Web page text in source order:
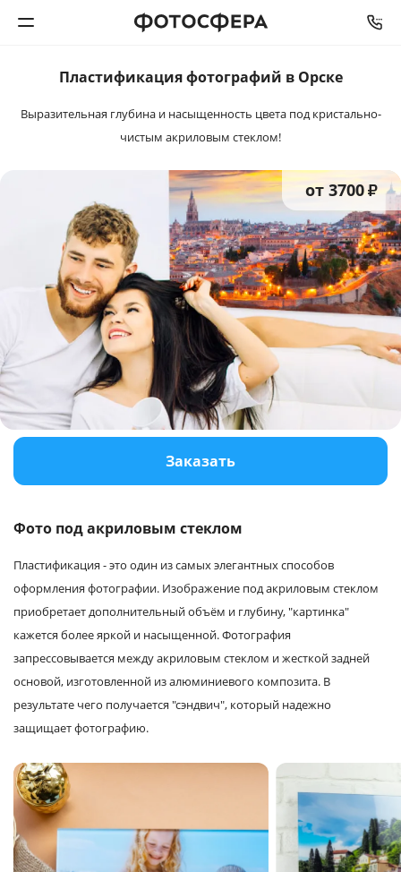
Интерьерная печать
Фотоподарки
Багетная мастерская
Полиграфия
Услуги и сервис
Пластификацияфотографий в Орске
Выразительная глубина и насыщенность цвета под кристально-
чистым акриловым стеклом!
от 3700₽
Заказать
СРОК ИЗГОТОВЛЕНИЯ ОТ3ДО5 РАБОЧИХ ДНЕЙ
Фото под акриловым стеклом
Пластификация - это один из самых элегантных способов
оформления фотографии. Изображение под акриловым стеклом
приобретает дополнительный объём и глубину, "картинка"
кажется более яркой и насыщенной. Фотография
запрессовывается между акриловым стеклом и жесткой задней
основой, изготовленной из алюминиевого композита. В
результате чего получается "сэндвич", который надежно
защищает фотографию.